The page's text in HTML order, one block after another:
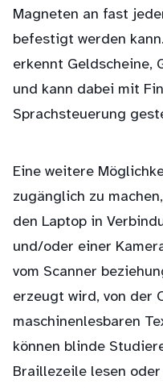
Magneten an fast
befestigt werden
erkennt Geldscheine,
und kann dabei mit
Sprachsteuerung
Eine weitere
zugänglich zu
den Laptop in
und/oder einer
vom Scanner
erzeugt wird, von der
maschinenlesbaren
können blinde
Braillezeile lesen